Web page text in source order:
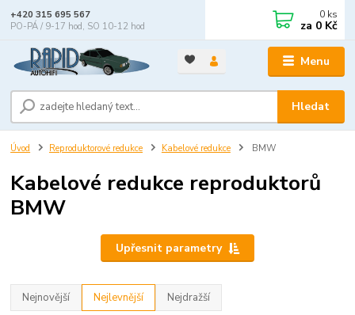
Menu
Hledat
+420 315 695 567
PO-PÁ / 9-17 hod, SO 10-12 hod
0 ks
za 0 Kč
Úvod Reproduktorové redukce Kabelové redukce BMW
Kabelové redukce reproduktorů
BMW
Upřesnit parametry
Nejnovější Nejlevnější Nejdražší